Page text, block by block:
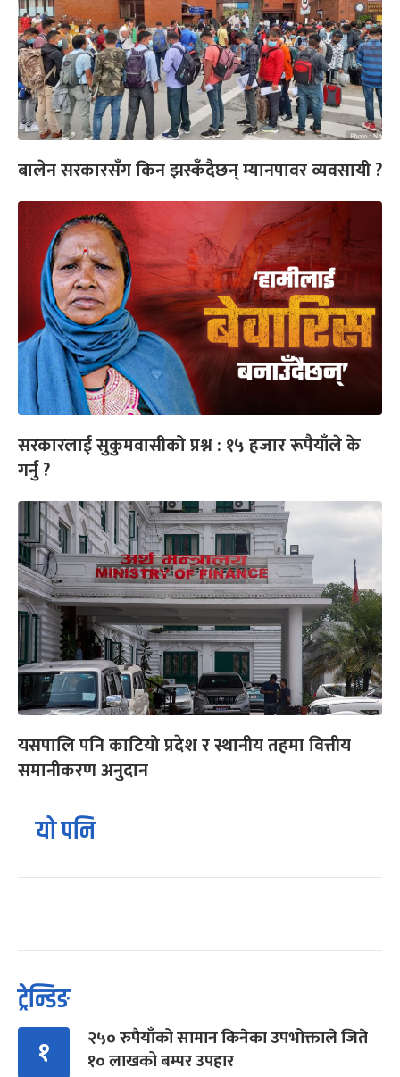
बालेन सरकारसँग किन झस्कँदैछन् म्यानपावर व्यवसायी ?
सरकारलाई सुकुमवासीको प्रश्न : १५ हजार रूपैयाँले के
गर्नु ?
यसपालि पनि काटियो प्रदेश र स्थानीय तहमा वित्तीय
समानीकरण अनुदान
यो पनि
ट्रेन्डिङ
१
२५० रुपैयाँको सामान किनेका उपभोक्ताले जिते
१० लाखको बम्पर उपहार